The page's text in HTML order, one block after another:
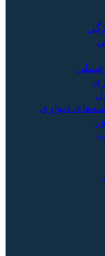
دیواری